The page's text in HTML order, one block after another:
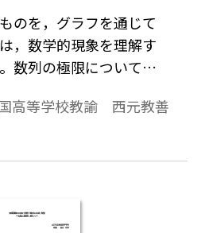
のを，グラフを通じて
，数学的現象を理解す
数列の極限について
極限を調べるが，その
るということまでは調
程度のときの点（ｎ，
て，その収束のようす
高等学校教諭 西元教善